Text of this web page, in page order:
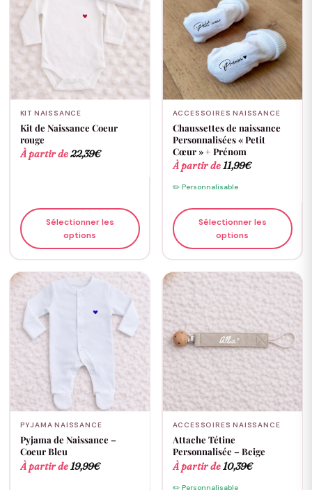
KIT NAISSANCE
Kit de Naissance Coeur
rouge
À partir de22,39€
Sélectionner les
options
ACCESSOIRES NAISSANCE
Chaussettes de naissance
Personnalisées « Petit
Cœur » + Prénom
À partir de11,99€
✏️ Personnalisable
Sélectionner les
options
PYJAMA NAISSANCE
Pyjama de Naissance –
Coeur Bleu
À partir de19,99€
ACCESSOIRES NAISSANCE
Attache Tétine
Personnalisée – Beige
À partir de10,39€
✏️ Personnalisable